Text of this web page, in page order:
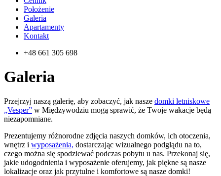
Położenie
Galeria
Apartamenty
Kontakt
+48 661 305 698
Galeria
Przejrzyj naszą galerię, aby zobaczyć, jak nasze domki letniskowe
„Vesper” w Międzywodziu mogą sprawić, że Twoje wakacje będą
niezapomniane.
Prezentujemy różnorodne zdjęcia naszych domków, ich otoczenia,
wnętrz i wyposażenia, dostarczając wizualnego podglądu na to,
czego można się spodziewać podczas pobytu u nas. Przekonaj się,
jakie udogodnienia i wyposażenie oferujemy, jak piękne są nasze
lokalizacje oraz jak przytulne i komfortowe są nasze domki!